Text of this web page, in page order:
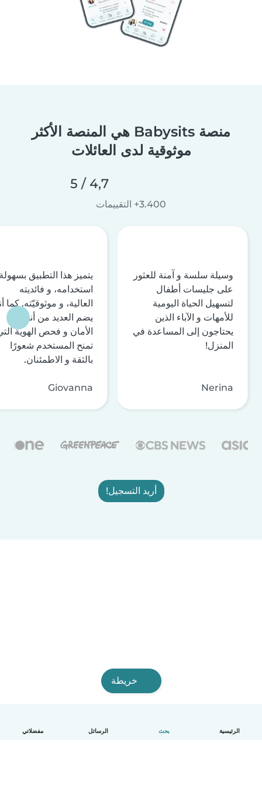
الرئيسية بحث الرسائل مفضلاتي
منصة Babysits هي المنصة الأكثر
موثوقية لدى العائلات
4,7 / 5
3.400+ التقييمات
وسيلة سلسة و آمنة للعثور
على جليسات أطفال
لتسهيل الحياة اليومية
للأمهات و الآباء الذين
يحتاجون إلى المساعدة في
المنزل!
Nerina
يتميز هذا التطبيق
استخدامه، و فائديته
العالية، و موثوقيّته. كما
يضم العديد من أنظمة
الأمان و فحص الهوية
تمنح المستخدم شعورًا
بالثقة و الاطمئنان.
Giovanna
أريد التسجيل!
خريطة